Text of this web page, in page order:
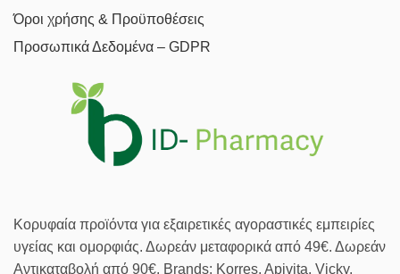
Όροι χρήσης & Προϋποθέσεις
Προσωπικά Δεδομένα – GDPR
Κορυφαία προϊόντα για εξαιρετικές αγοραστικές εμπειρίες
υγείας και ομορφιάς. Δωρεάν μεταφορικά από 49€. Δωρεάν
Αντικαταβολή από 90€. Brands: Korres, Apivita, Vicky,